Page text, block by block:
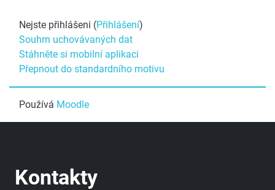
Nejste přihlášeni (Přihlášení)
Souhrn uchovávaných dat
Stáhněte si mobilní aplikaci
Přepnout do standardního motivu
Používá Moodle
Kontakty